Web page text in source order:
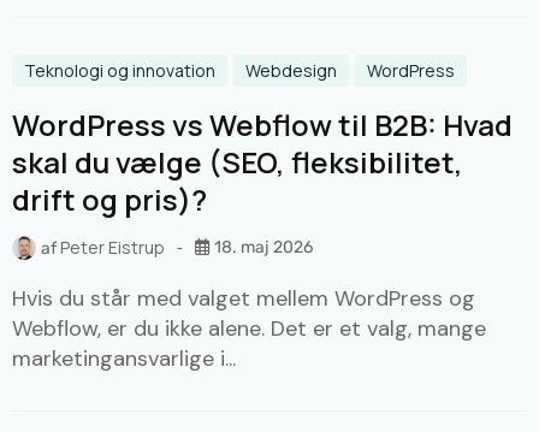
Teknologi og innovation Webdesign WordPress
WordPress vs Webflow til B2B: Hvad
skal du vælge (SEO, fleksibilitet,
drift og pris)?
afPeter Eistrup 18. maj 2026
Hvis du står med valget mellem WordPress og
Webflow, er du ikke alene. Det er et valg, mange
marketingansvarlige i...